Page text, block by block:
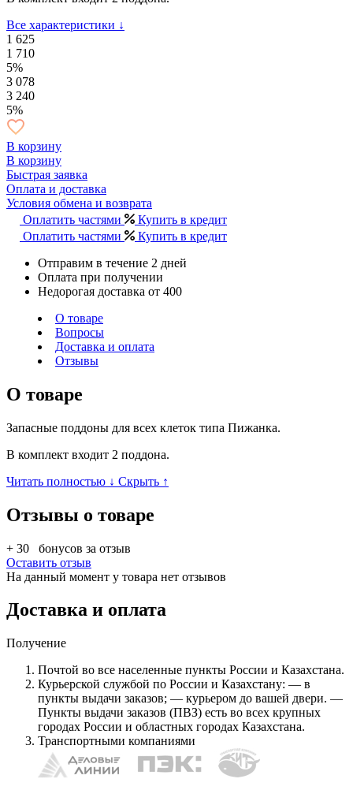
Все характеристики ↓
1 625
1 710
5%
3 078
3 240
5%
В корзину
В корзину
Быстрая заявка
Оплата и доставка
Условия обмена и возврата
Оплатить частями
Купить в кредит
Оплатить частями
Купить в кредит
Отправим в течение 2 дней
Оплата при получении
Недорогая доставка от 400
О товаре
Вопросы
Доставка и оплата
Отзывы
О товаре
Запасные поддоны для всех клеток типа Пижанка.
В комплект входит 2 поддона.
Читать полностью ↓ Скрыть ↑
Отзывы о товаре
+ 30
бонусов за отзыв
Оставить отзыв
На данный момент у товара нет отзывов
Доставка и оплата
Получение
Почтой во все населенные пункты России и Казахстана.
Курьерской службой по России и Казахстану: — в
пункты выдачи заказов; — курьером до вашей двери. —
Пункты выдачи заказов (ПВЗ) есть во всех крупных
городах России и областных городах Казахстана.
Транспортными компаниями